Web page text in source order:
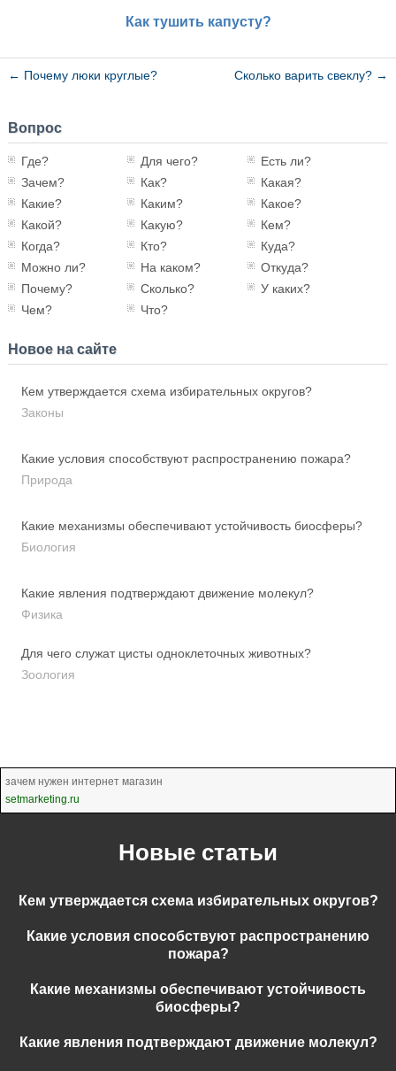
Как тушить капусту?
← Почему люки круглые? Сколько варить свеклу? →
Вопрос
Где? Для чего?
Есть ли?
Зачем?
Как?
Какая?
Какие?
Каким?
Какое?
Какой?
Какую?
Кем?
Когда?
Кто?
Куда?
Можно ли?
На каком?
Откуда?
Почему?
Сколько?
У каких?
Чем?
Что?
Новое на сайте
Кем утверждается схема избирательных округов?
Законы
Какие условия способствуют распространению пожара?
Природа
Какие механизмы обеспечивают устойчивость биосферы?
Биология
Какие явления подтверждают движение молекул?
Физика
Для чего служат цисты одноклеточных животных?
Зоология
зачем нужен интернет магазин
setmarketing.ru
Новые статьи
Кем утверждается схема избирательных округов?
Какие условия способствуют распространению
пожара?
Какие механизмы обеспечивают устойчивость
биосферы?
Какие явления подтверждают движение молекул?